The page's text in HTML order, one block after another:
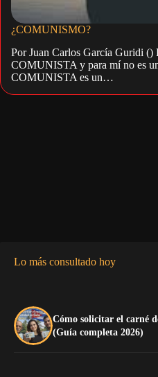
¿COMUNISMO?
Por Juan Carlos García Guridi ()
COMUNISTA y para mí no es
COMUNISTA es un…
Lo más consultado hoy
Cómo solicitar el carné
(Guía completa 2026)